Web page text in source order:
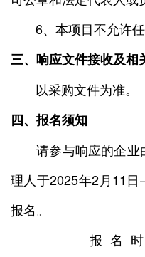
6、本项目不允许任
三、响应文件接收及相
以采购文件为准。
四、报名须知
请参与响应的企业
理人于2025年2月11
报名。
报名时提